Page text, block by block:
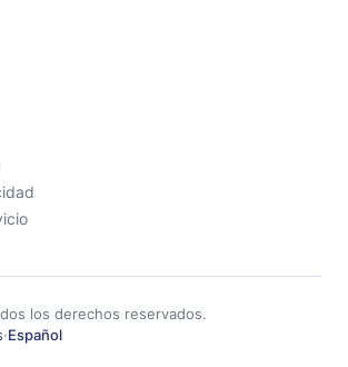
los derechos reservados.
·Español